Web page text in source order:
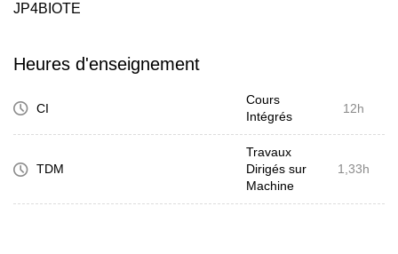
JP4BIOTE
Heures d'enseignement
CI
Cours
Intégrés
12h
TDM
Travaux
Dirigés sur
Machine
1,33h